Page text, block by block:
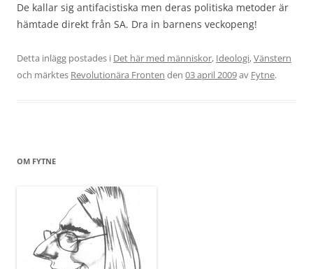
De kallar sig antifacistiska men deras politiska metoder är
hämtade direkt från SA. Dra in barnens veckopeng!
Detta inlägg postades i Det här med människor, Ideologi,Vänstern
och märktes Revolutionära Fronten den 03 april 2009av Fytne.
OM FYTNE